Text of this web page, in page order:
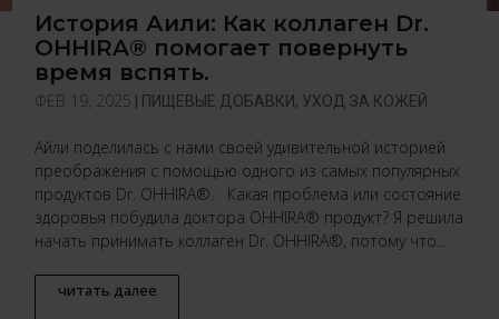
История Аили: Как коллаген Dr.
OHHIRA® помогает повернуть
время вспять.
ФЕВ 19, 2025 ПИЩЕВЫЕ ДОБАВКИ, УХОД ЗА КОЖЕЙ
Айли поделилась с нами своей удивительной историей
преображения с помощью одного из самых популярных
продуктов Dr. OHHIRA®. Какая проблема или состояние
здоровья побудила доктора OHHIRA® продукт? Я решила
начать принимать коллаген Dr. OHHIRA®, потому что...
читать далее